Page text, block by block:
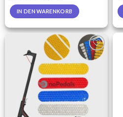
IN DEN WARENKORB
Auf die
Wunschliste